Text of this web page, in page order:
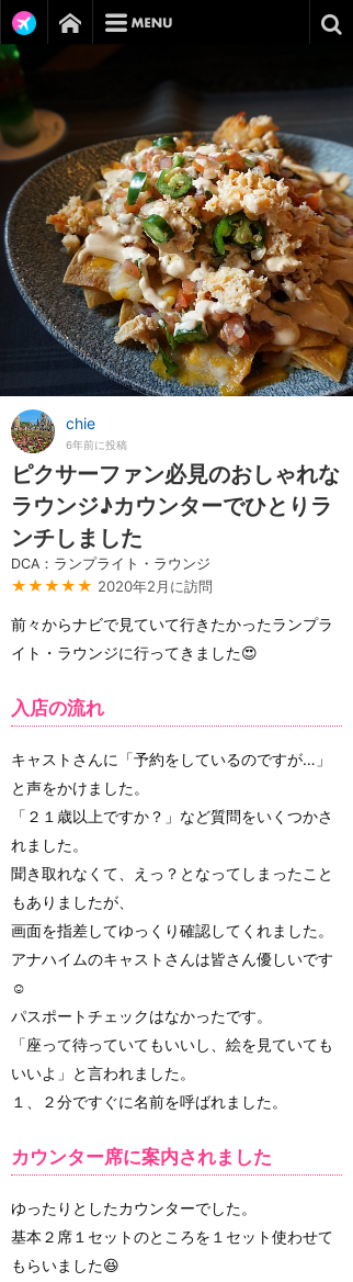
chie
6年前に投稿
ピクサーファン必見のおしゃれな
ラウンジ♪カウンターでひとりラ
ンチしました
DCA：ランプライト・ラウンジ
★★★★★ 2020年2月に訪問
前々からナビで見ていて行きたかったランプラ
イト・ラウンジに行ってきました😍
入店の流れ
キャストさんに「予約をしているのですが…」
と声をかけました。
「２１歳以上ですか？」など質問をいくつかさ
れました。
聞き取れなくて、えっ？となってしまったこと
もありましたが、
画面を指差してゆっくり確認してくれました。
アナハイムのキャストさんは皆さん優しいです
☺️
パスポートチェックはなかったです。
「座って待っていてもいいし、絵を見ていても
いいよ」と言われました。
１、２分ですぐに名前を呼ばれました。
カウンター席に案内されました
ゆったりとしたカウンターでした。
基本２席１セットのところを１セット使わせて
もらいました😆